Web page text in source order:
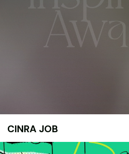
CINRA JOB